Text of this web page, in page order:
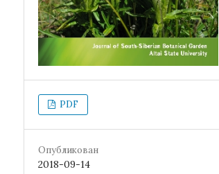
PDF
Опубликован
2018-09-14